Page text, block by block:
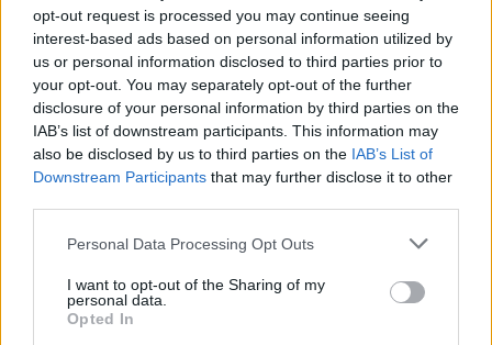
opt-out request is processed you may continue seeing
interest-based ads based on personal information utilized by
us or personal information disclosed to third parties prior to
your opt-out. You may separately opt-out of the further
disclosure of your personal information by third parties on the
IAB’s list of downstream participants. This information may
also be disclosed by us to third parties on the IAB’s List of
Downstream Participants that may further disclose it to other
Personal Data Processing Opt Outs
I want to opt-out of the Sharing of my
personal data.
Opted In
Έρευνα ECDC: Πολλαπλασιάζεται ο κίνδυνος
εισαγωγής σε ΜΕΘ από 3 μεταλλάξεις του COVID